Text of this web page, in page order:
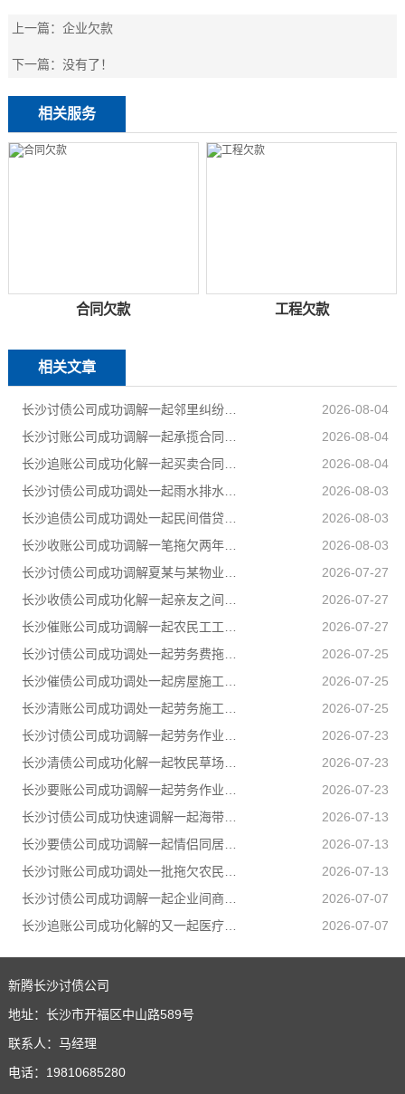
上一篇：企业欠款
下一篇：没有了！
相关服务
合同欠款 工程欠款
相关文章
长沙讨债公司成功调解一起邻里纠纷，调解当日全部履行到位
2026-08-04
长沙讨账公司成功调解一起承揽合同纠纷案件，以柔性司法方式妥善化解民营企业之间矛盾
2026-08-04
长沙追账公司成功化解一起买卖合同纠纷，双方当事人对案件处理结果均表示认可和满意
2026-08-04
长沙讨债公司成功调处一起雨水排水引发的邻里相邻权纠纷
2026-08-03
长沙追债公司成功调处一起民间借贷纠纷，高效化解当事人矛盾，上门化解小额民间借贷纠纷
2026-08-03
长沙收账公司成功调解一笔拖欠两年的工程款，乙公司与甲公司就300889元工程款纠纷达成分期付款协议
2026-08-03
长沙讨债公司成功调解夏某与某物业公司物业服务合同纠纷
2026-07-27
长沙收债公司成功化解一起亲友之间的民间借贷纠纷，用司法温情弥合裂痕，让濒临破碎的亲情重回温暖轨道
2026-07-27
长沙催账公司成功调解一起农民工工伤赔偿纠纷，承办法官坚持情理法相融，在兼顾企业经营困境的同时，全力保障受伤农民工合法权益
2026-07-27
长沙讨债公司成功调处一起劳务费拖欠纠纷，帮助两名务工群众全额追回拖欠薪资
2026-07-25
长沙催债公司成功调处一起房屋施工遗留安全隐患引发的邻里纠纷，通过法理宣讲、耐心疏导，让邻里矛盾就地化解、邻里温情再度升温
2026-07-25
长沙清账公司成功调处一起劳务施工人身损害赔偿纠纷，原本因误工补偿僵持不下的张某、李某二人，在司法所工作人员耐心疏导、法理释明下，自愿达成一次性赔偿协议，一场劳务矛盾顺利圆满化解
2026-07-25
长沙讨债公司成功调解一起劳务作业引发的人身损害赔偿纠纷，通过耐心细致调解，圆满化解双方矛盾
2026-07-23
长沙清债公司成功化解一起牧民草场边界邻里纠纷，有效避免矛盾升级
2026-07-23
长沙要账公司成功调解一起劳务作业引发的人身损害赔偿纠纷，通过耐心细致调解，圆满化解双方矛盾
2026-07-23
长沙讨债公司成功快速调解一起海带加工产品运输合同纠纷
2026-07-13
长沙要债公司成功调解一起情侣同居期间因感情不和引发的健康权纠纷，有效避免纠纷升级
2026-07-13
长沙讨账公司成功调处一批拖欠农民工工资纠纷，让农民工不打官司就把工资要回来
2026-07-13
长沙讨债公司成功调解一起企业间商事合同纠纷
2026-07-07
长沙追账公司成功化解的又一起医疗纠纷
2026-07-07
新腾长沙讨债公司
地址：长沙市开福区中山路589号
联系人：马经理
电话：19810685280